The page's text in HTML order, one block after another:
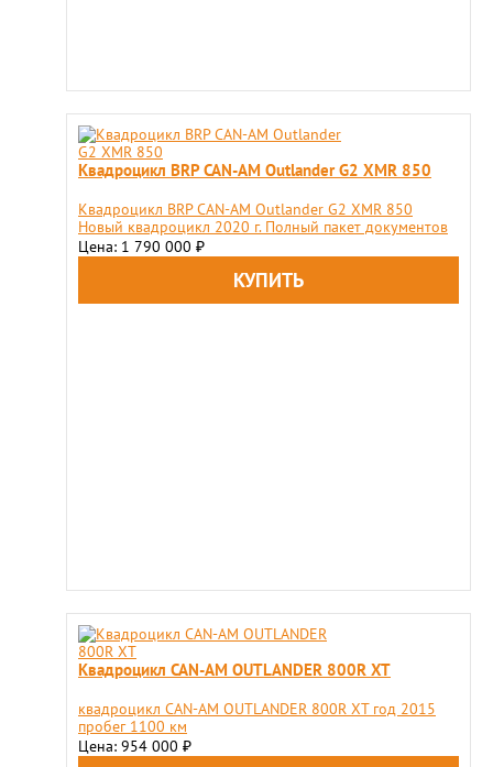
Квадроцикл BRP CAN-AM Outlander G2 XMR 850
Квадроцикл BRP CAN-AM Outlander G2 XMR 850
Новый квадроцикл 2020 г. Полный пакет документов
Цена: 1 790 000 ₽
Квадроцикл CAN-AM OUTLANDER 800R XT
квадроцикл CAN-AM OUTLANDER 800R XT год 2015
пробег 1100 км
Цена: 954 000 ₽